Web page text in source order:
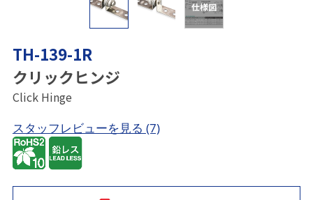
仕様図
TH-139-1R
クリックヒンジ
Click Hinge
スタッフレビューを見る (7)